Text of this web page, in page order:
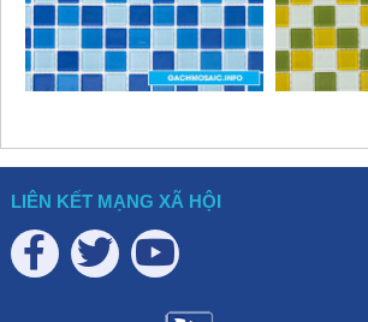
LIÊN KẾT MẠNG XÃ HỘI